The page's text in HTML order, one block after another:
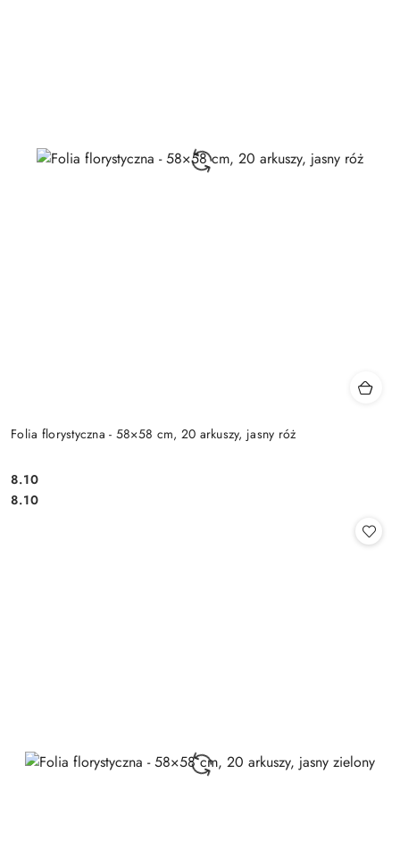
Folia florystyczna - 58×58 cm, 20 arkuszy, jasny róż
Cena:
8.10
Cena:
8.10